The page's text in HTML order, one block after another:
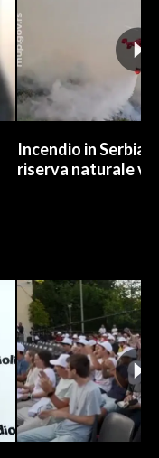
Incendio in Serbia,
riserva naturale